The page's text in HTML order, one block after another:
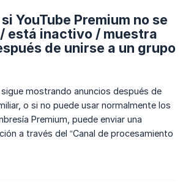
YouTube Premium no se
está inactivo / muestra
de unirse a un grupo
sigue mostrando anuncios después de
o si no puede usar normalmente los
Premium, puede enviar una
a través del “Canal de procesamiento